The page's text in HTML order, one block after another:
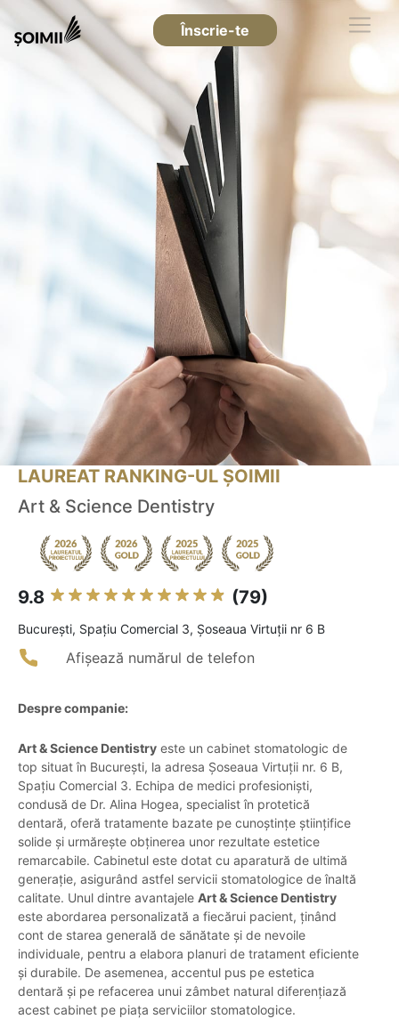
Înscrie-te
LAUREAT RANKING-UL ȘOIMII
Art & Science Dentistry
9.8 (79)
Bucureşti, Spațiu Comercial 3, Șoseaua Virtuții nr 6 B
Afișează numărul de telefon
Despre companie:
Art & Science Dentistry este un cabinet stomatologic de
top situat în București, la adresa Șoseaua Virtuții nr. 6 B,
Spațiu Comercial 3. Echipa de medici profesioniști,
condusă de Dr. Alina Hogea, specialist în protetică
dentară, oferă tratamente bazate pe cunoștințe științifice
solide și urmărește obținerea unor rezultate estetice
remarcabile. Cabinetul este dotat cu aparatură de ultimă
generație, asigurând astfel servicii stomatologice de înaltă
calitate. Unul dintre avantajele Art & Science Dentistry
este abordarea personalizată a fiecărui pacient, ținând
cont de starea generală de sănătate și de nevoile
individuale, pentru a elabora planuri de tratament eficiente
și durabile. De asemenea, accentul pus pe estetica
dentară și pe refacerea unui zâmbet natural diferențiază
acest cabinet pe piața serviciilor stomatologice.